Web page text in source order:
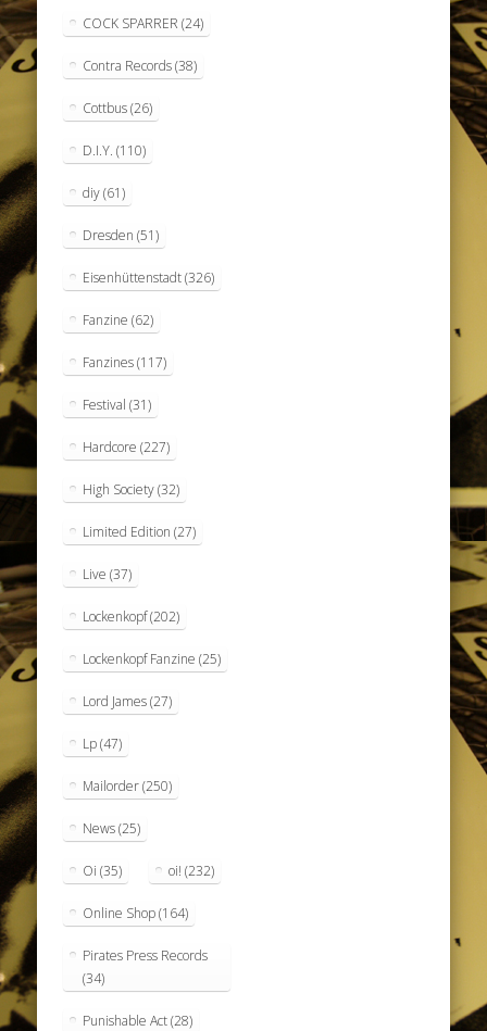
COCK SPARRER (24)
Contra Records(38)
Cottbus(26)
D.I.Y. (110)
diy(61)
Dresden (51)
Eisenhüttenstadt(326)
Fanzine (62)
Fanzines(117)
Festival (31)
Hardcore (227)
High Society(32)
Limited Edition (27)
Live (37)
Lockenkopf(202)
Lockenkopf Fanzine (25)
Lord James(27)
Lp(47)
Mailorder(250)
News(25)
Oi (35) oi! (232)
Online Shop(164)
Pirates Press Records
(34)
Punishable Act(28)